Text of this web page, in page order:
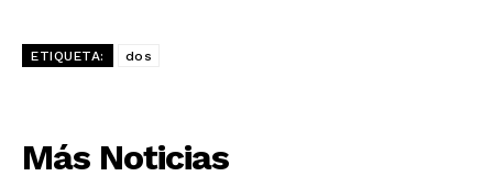
ETIQUETA: dos
Más Noticias